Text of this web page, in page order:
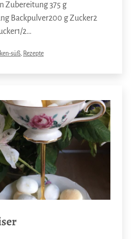
Zubereitung 375 g
Backpulver200 g Zucker2
2…
süß, Rezepte